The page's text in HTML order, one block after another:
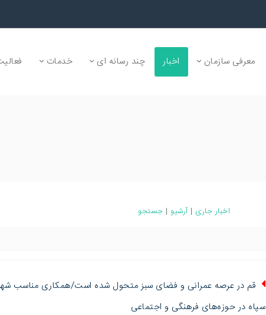
معرفی سازمان اخبار چند رسانه ای خدمات
اخبار جاری | آرشیو | جستجو
قم در عرصه عمرانی و فضای سبز متحول شده است/همکاری مناسب
سپاه در حوزه‌های فرهنگی و اجتماعی